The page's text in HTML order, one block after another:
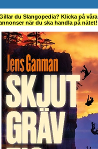
du Slangopedia? Klicka på våra
när du ska handla på nätet!